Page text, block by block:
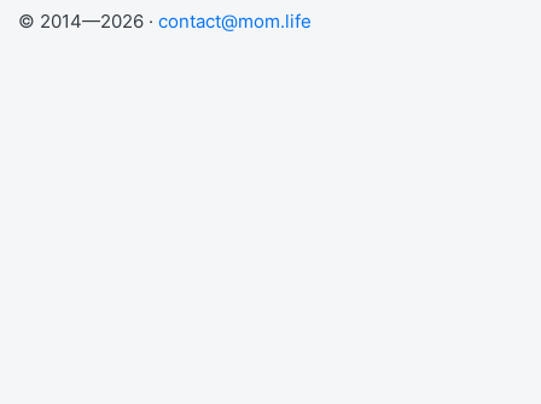
© 2014—2026 · contact@mom.life